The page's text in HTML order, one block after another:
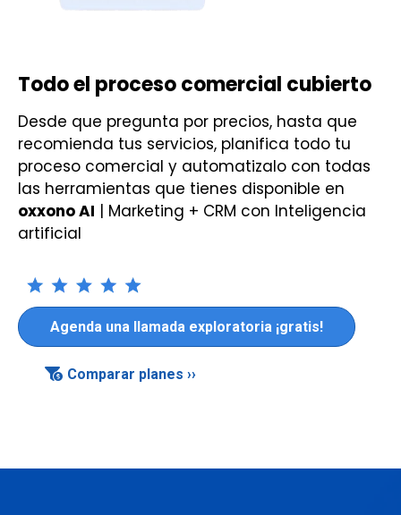
Todo el proceso comercial cubierto
Desde que pregunta por precios, hasta que
recomienda tus servicios, planifica todo tu
proceso comercial y automatizalo con todas
las herramientas que tienes disponible en
oxxono AI | Marketing + CRM con Inteligencia
artificial
Agenda una llamada exploratoria ¡gratis!
Comparar planes ››